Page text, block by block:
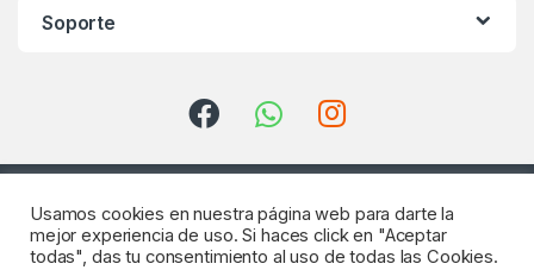
Soporte
Usamos cookies en nuestra página web para darte la
mejor experiencia de uso. Si haces click en "Aceptar
todas", das tu consentimiento al uso de todas las Cookies.